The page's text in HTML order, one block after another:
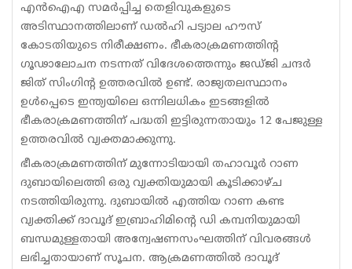
എന്‍ഐഎ സമര്‍പ്പിച്ച തെളിവുകളുടെ
അടിസ്ഥാനത്തിലാണ് ഡല്‍ഹി പട്യാല ഹൗസ്
കോടതിയുടെ നിരീക്ഷണം. ഭീകരാക്രമണത്തിന്റ
ഗൂഢാലോചന നടന്നത് വിദേശത്തെന്നും ജഡ്ജി ചന്ദര്‍
ജിത് സിംഗിന്റ ഉത്തരവില്‍ ഉണ്ട്. രാജ്യതലസ്ഥാനം
ഉള്‍പ്പെടെ ഇന്ത്യയിലെ ഒന്നിലധികം ഇടങ്ങളില്‍
ഭീകരാക്രമണത്തിന് പദ്ധതി ഇട്ടിരുന്നതായും 12 പേജുള്ള
ഉത്തരവില്‍ വ്യക്തമാക്കുന്നു.
ഭീകരാക്രമണത്തിന് മുന്നോടിയായി തഹാവൂര്‍ റാണ
ദുബായിലെത്തി ഒരു വ്യക്തിയുമായി കൂടിക്കാഴ്ച
നടത്തിയിരുന്നു. ദുബായില്‍ എത്തിയ റാണ കണ്ട
വ്യക്തിക്ക് ദാവൂദ് ഇബ്രാഹിമിന്റെ ഡി കമ്പനിയുമായി
ബന്ധമുള്ളതായി അന്വേഷണസംഘത്തിന് വിവരങ്ങള്‍
ലഭിച്ചതായാണ് സൂചന. ആക്രമണത്തില്‍ ദാവൂദ്